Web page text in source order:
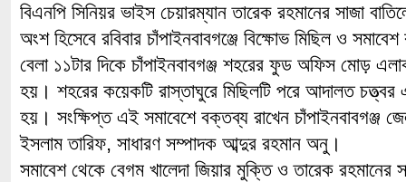
বিএনপি সিনিয়র ভাইস চেয়ারম্যান তারেক রহমানের সাজা
অংশ হিসেবে রবিবার চাঁপাইনবাবগঞ্জে বিক্ষোভ মিছিল ও
বেলা ১১টার দিকে চাঁপাইনবাবগঞ্জ শহরের ফুড অফিস মোড়
হয়। শহরের কয়েকটি রাস্তাঘুরে মিছিলটি পরে আদালত চত্ত্বর
হয়। সংক্ষিপ্ত এই সমাবেশে বক্তব্য রাখেন চাঁপাইনবাবগঞ্জ
ইসলাম তারিফ, সাধারণ সম্পাদক আব্দুর রহমান অনু।
সমাবেশ থেকে বেগম খালেদা জিয়ার মুক্তি ও তারেক রহমানের